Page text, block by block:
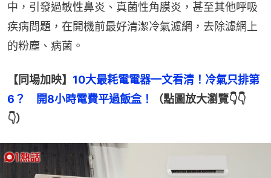
中，引發過敏性鼻炎、真菌性角膜炎，甚至其他呼吸
疾病問題，在開機前最好清潔冷氣濾網，去除濾網上
的粉塵、病菌。
【同場加映】 10大最耗電電器一文看清！冷氣只排第
6？　開8小時電費平過飯盒！
（點圖放大瀏覽👇👇
👇）